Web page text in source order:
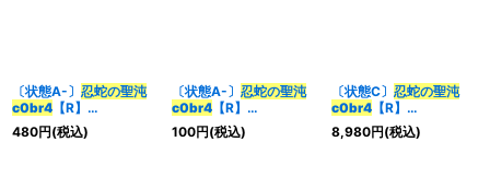
〔状態A-〕 忍蛇の聖沌
c0br4 【R】
{23RP4X17/74}《闇》
480円(税込)
〔状態A-〕 忍蛇の聖沌
c0br4【R】
{26SD1S10/14}《闇》
100円(税込)
〔状態C〕 忍蛇の聖沌
c0br4【R】
{24EX3SP4/SP6}
《闇》
8,980円(税込)